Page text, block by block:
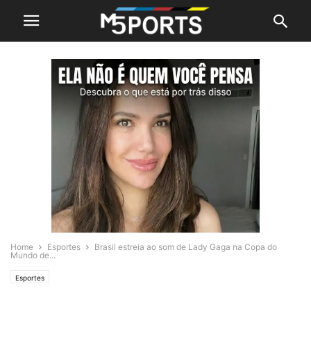
Home Esportes
Brasil estreia ao som de Lady Gaga na Copa do
Mundo de...
Esportes